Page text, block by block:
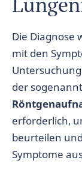
Die Diagnose
mit den
der
erforderlich,
beurteilen
Symptome